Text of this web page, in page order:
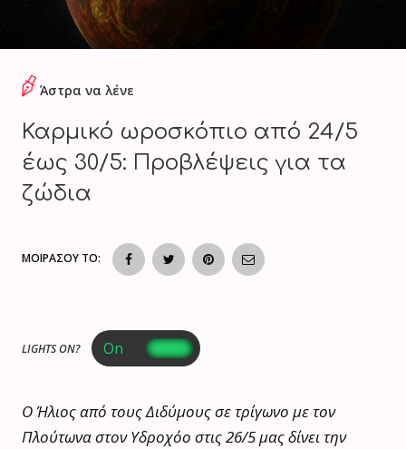
Άστρα να λένε
Καρμικό ωροσκόπιο από 24/5
έως 30/5: Προβλέψεις για τα
ζώδια
ΜΟΙΡΑΣΟΥ ΤΟ:
LIGHTS ON?
Ο Ήλιος από τους Διδύμους σε τρίγωνο με τον
Πλούτωνα στον Υδροχόο στις 26/5 μας δίνει την